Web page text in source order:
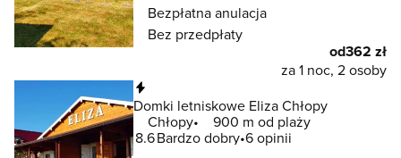
Bezpłatna anulacja
Bez przedpłaty
od362 zł
za 1 noc, 2 osoby
Domki letniskowe Eliza Chłopy
Chłopy
900 m od plaży
8.6Bardzo dobry 6 opinii